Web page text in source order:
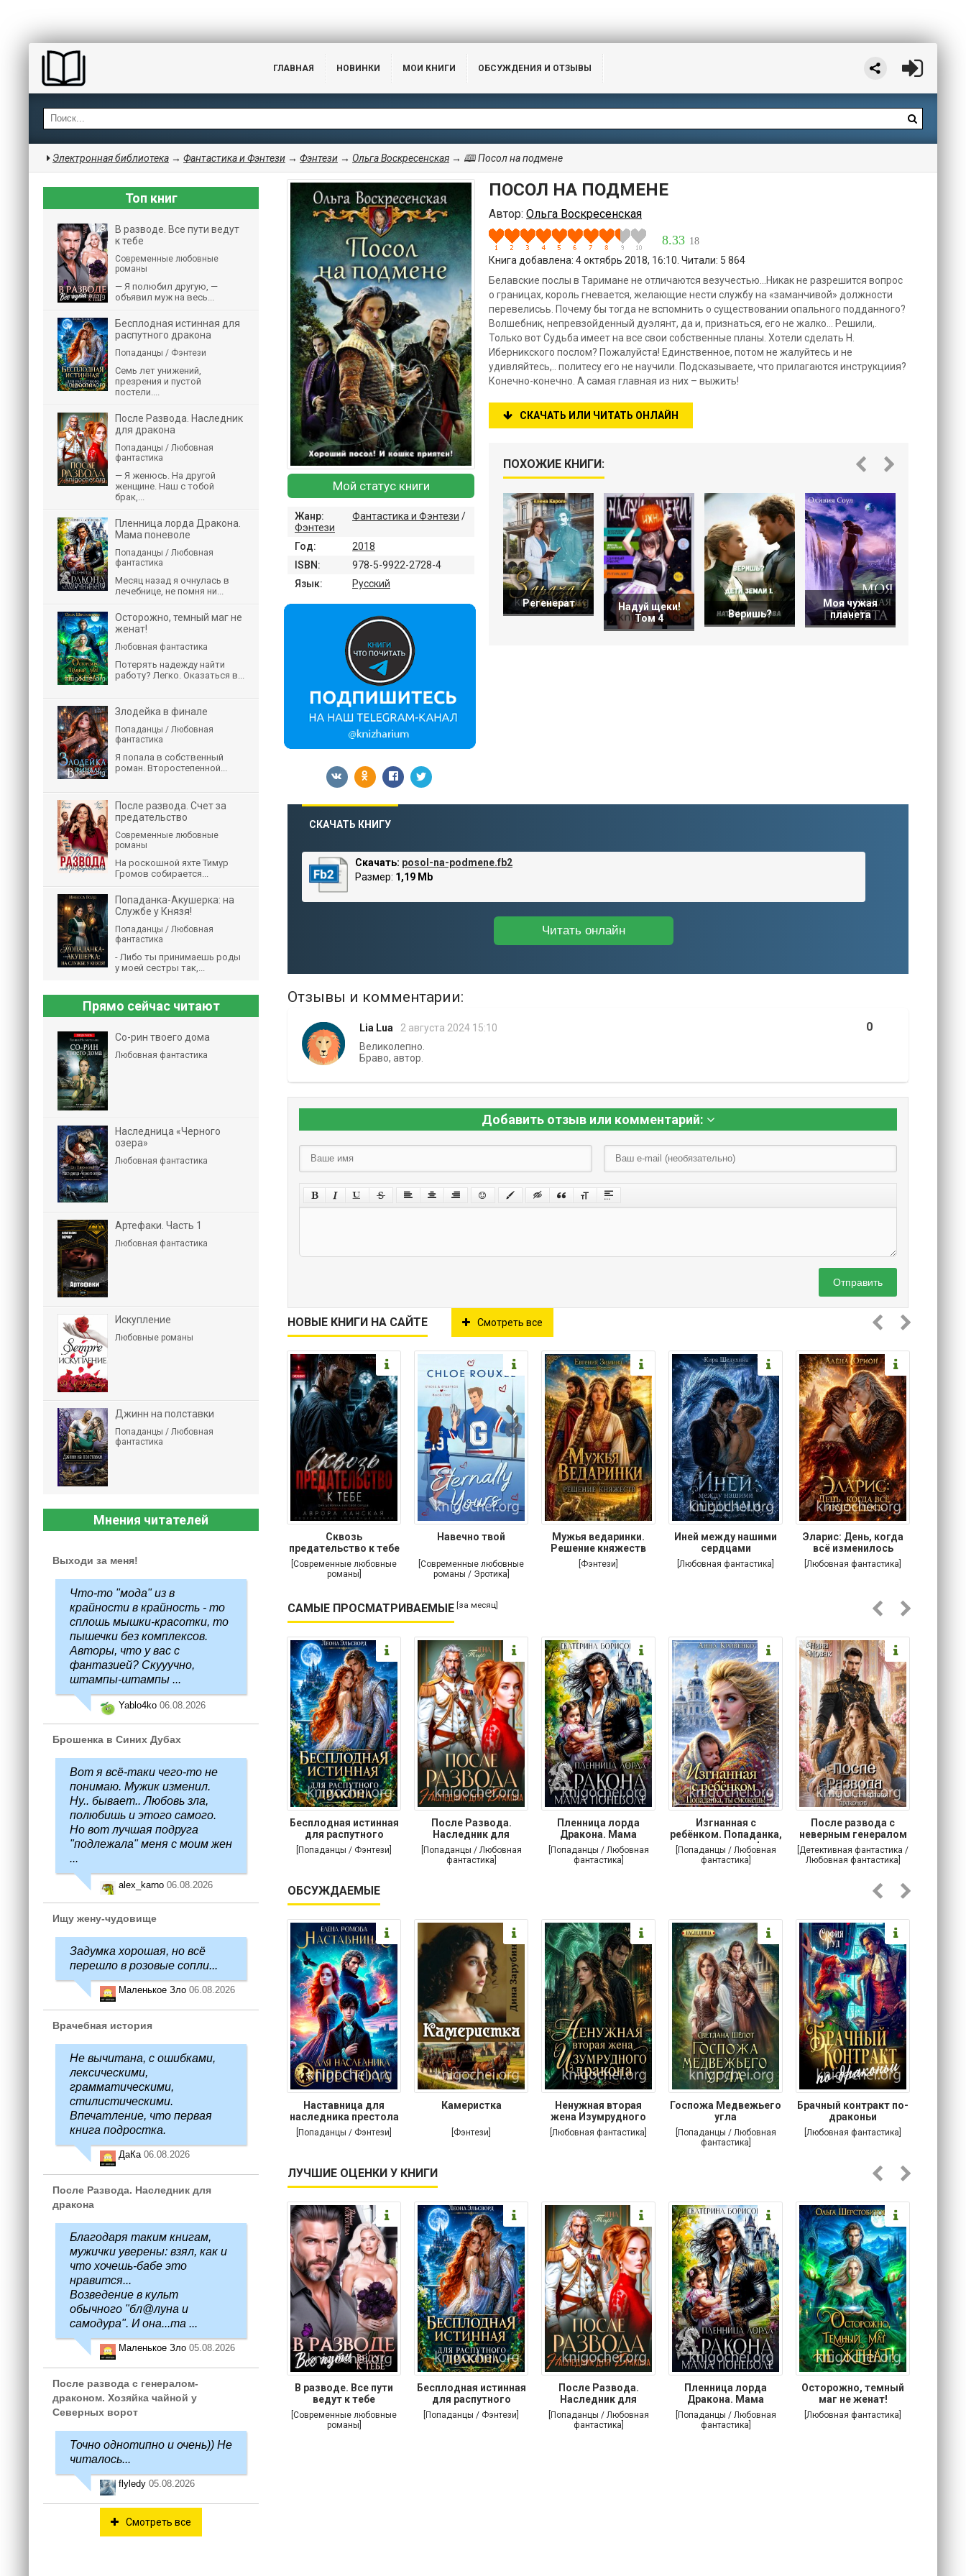
ГЛАВНАЯ НОВИНКИ МОИ КНИГИ ОБСУЖДЕНИЯ И ОТЗЫВЫ
Электронная библиотека → Фантастика и Фэнтези → Фэнтези → Ольга Воскресенская → 🕮 Посол на подмене
ПОСОЛ НА ПОДМЕНЕ
Автор: Ольга Воскресенская
8.33 18
Книга добавлена: 4 октябрь 2018, 16:10. Читали: 5 864
Белавские послы в Таримане не отличаются везучестью...Никак не разрешится вопрос
о границах, король гневается, желающие нести службу на «заманчивой» должности
перевелисьь. Почему бы тогда не вспомнить о существовании опального подданного?
Волшебник, непревзойденный дуэлянт, да и, признаться, его не жалко… Решили,.
Только вот Судьба имеет на все свои собственные планы. Хотели сделать Н.
Иберникского послом? Пожалуйста! Единственное, потом не жалуйтесь и не
удивляйтесь,.. политесу его не научили. Подсказываете, что прилагаются инструкциия?
Конечно-конечно. А самая главная из них – выжить!
СКАЧАТЬ ИЛИ ЧИТАТЬ ОНЛАЙН
ПОХОЖИЕ КНИГИ:
Регенерат
Надуй щеки!
Том 4
Веришь?
Моя чужая
планета
Мой статус книги
Жанр: Фантастика и Фэнтези /
Фэнтези
Год:
2018
ISBN:
978-5-9922-2728-4
Язык:
Русский
СКАЧАТЬ КНИГУ
Скачать: posol-na-podmene.fb2
Размер: 1,19 Mb
Читать онлайн
Отзывы и комментарии:
Lia Lua 2 августа 2024 15:10 0
Великолепно.
Браво, автор.
Добавить отзыв или комментарий:
Отправить
НОВЫЕ КНИГИ НА САЙТЕ Смотреть все
Сквозь
предательство к тебе
[Современные любовные
романы]
Навечно твой
[Современные любовные
романы / Эротика]
Мужья ведаринки.
Решение княжеств
[Фэнтези]
Иней между нашими
сердцами
[Любовная фантастика]
Эларис: День, когда
всё изменилось
[Любовная фантастика]
САМЫЕ ПРОСМАТРИВАЕМЫЕ [за месяц]
Бесплодная истинная
для распутного
дракона
[Попаданцы / Фэнтези]
После Развода.
Наследник для
дракона
[Попаданцы / Любовная
фантастика]
Пленница лорда
Дракона. Мама
поневоле
[Попаданцы / Любовная
фантастика]
Изгнанная с
ребёнком. Попаданка,
ты сможешь!
[Попаданцы / Любовная
фантастика]
После развода с
неверным генералом
драконов
[Детективная фантастика /
Любовная фантастика]
ОБСУЖДАЕМЫЕ
Наставница для
наследника престола
[Попаданцы / Фэнтези]
Камеристка
[Фэнтези]
Ненужная вторая
жена Изумрудного
дракона
[Любовная фантастика]
Госпожа Медвежьего
угла
[Попаданцы / Любовная
фантастика]
Брачный контракт по-
драконьи
[Любовная фантастика]
ЛУЧШИЕ ОЦЕНКИ У КНИГИ
В разводе. Все пути
ведут к тебе
[Современные любовные
романы]
Бесплодная истинная
для распутного
дракона
[Попаданцы / Фэнтези]
После Развода.
Наследник для
дракона
[Попаданцы / Любовная
фантастика]
Пленница лорда
Дракона. Мама
поневоле
[Попаданцы / Любовная
фантастика]
Осторожно, темный
маг не женат!
[Любовная фантастика]
Топ книг
В разводе. Все пути ведут
к тебе
Современные любовные
романы
— Я полюбил другую, —
объявил муж на весь...
Бесплодная истинная для
распутного дракона
Попаданцы / Фэнтези
Семь лет унижений,
презрения и пустой
постели....
После Развода. Наследник
для дракона
Попаданцы / Любовная
фантастика
— Я женюсь. На другой
женщине. Наш с тобой
брак,...
Пленница лорда Дракона.
Мама поневоле
Попаданцы / Любовная
фантастика
Месяц назад я очнулась в
лечебнице, не помня ни...
Осторожно, темный маг не
женат!
Любовная фантастика
Потерять надежду найти
работу? Легко. Оказаться в...
Злодейка в финале
Попаданцы / Любовная
фантастика
Я попала в собственный
роман. Второстепенной...
После развода. Счет за
предательство
Современные любовные
романы
На роскошной яхте Тимур
Громов собирается...
Попаданка-Акушерка: на
Службе у Князя!
Попаданцы / Любовная
фантастика
- Либо ты принимаешь роды
у моей сестры так,...
Прямо сейчас читают
Со-рин твоего дома
Любовная фантастика
Наследница «Черного
озера»
Любовная фантастика
Артефаки. Часть 1
Любовная фантастика
Искупление
Любовные романы
Джинн на полставки
Попаданцы / Любовная
фантастика
Мнения читателей
Выходи за меня!
Что-то "мода" из в
крайности в крайность - то
сплошь мышки-красотки, то
пышечки без комплексов.
Авторы, что у вас с
фантазией? Скууучно,
штампы-штампы ...
Yablo4ko 06.08.2026
Брошенка в Синих Дубах
Вот я всё-таки чего-то не
понимаю. Мужик изменил.
Ну.. бывает.. Любовь зла,
полюбишь и этого самого.
Но вот лучшая подруга
"подлежала" меня с моим жен
...
alex_karno 06.08.2026
Ищу жену-чудовище
Задумка хорошая, но всё
перешло в розовые сопли...
Маленькое Зло 06.08.2026
Врачебная история
Не вычитана, с ошибками,
лексическими,
грамматическими,
стилистическими.
Впечатление, что первая
книга подростка.
ДаКа 06.08.2026
После Развода. Наследник для
дракона
Благодаря таким книгам,
мужички уверены: взял, как и
что хочешь-бабе это
нравится...
Возведение в культ
обычного "бл@луна и
самодура". И она...та ...
Маленькое Зло 05.08.2026
После развода с генералом-
драконом. Хозяйка чайной у
Северных ворот
Точно однотипно и очень)) Не
читалось...
flyledy 05.08.2026
Смотреть все